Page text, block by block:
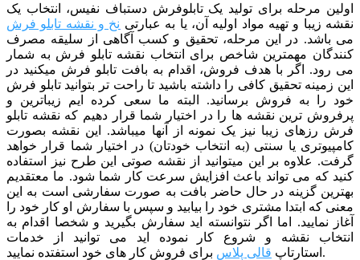
اولین مرحله برای تولید یک تابلوفرش دستباف نفیس، انتخاب یک
نقشه زیبا و تهیه مواد اولیه آن، یا به عبارتی نخ و نقشه تابلو فرش
می باشد. در این مرحله، تحقیق و کسب آگاهی از سلیقه مصرف
کنندگان مهمترین شاخص برای انتخاب نقشه تابلو فرش به شمار
می رود. اگر با هدف فروش، اقدام به بافت تابلو فرش میکنید در
این زمینه تحقیق کافی را داشته باشید تا راحت تر بتوانید تابلو فرش
خود را به فروش برسانید. البته ما سعی کرده ایم زیباترین و
پرفروش ترین نقشه ها را در اختیار شما قرار دهیم که نقشه تابلو
فرش رزهای زیبا نیز یک نمونه از آنها میباشد. این نقشه بصورت
کامپیوتری یا سنتی (به انتخاب خودتان) در اختیار شما قرار خواهد
گرفت. علاوه بر این میتوانید از نقشه صوتی این طرح نیز استفاده
کنید که می تواند باعث افزایش سرعت کار شما شود. ما معتقدیم
بهترین گزینه در حال حاضر بافت به صورت سفارشی است به این
معنی که ابتدا مشتری خود را بیابید و سپس با سفارش او کار خود را
آغاز نمایید. اما اگر نتوانسته اید سفارش بگیرید و شخصا اقدام به
انتخاب نقشه و شروع کار نموده اید می توانید از خدمات
استارتاپ قالی پلاس برای فروش کار های خود استفتده نمایید.